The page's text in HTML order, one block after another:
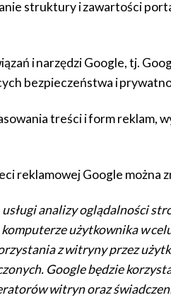
struktury i zawartości
i narzędzi Google, tj.
bezpieczeństwa i
treści i form reklam,
reklamowej Google można
analizy oglądalności
użytkownika w
z witryny przez
Google będzie
witryn oraz